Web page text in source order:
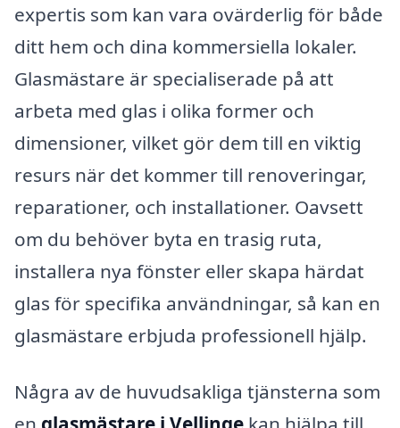
expertis som kan vara ovärderlig för både
ditt hem och dina kommersiella lokaler.
Glasmästare är specialiserade på att
arbeta med glas i olika former och
dimensioner, vilket gör dem till en viktig
resurs när det kommer till renoveringar,
reparationer, och installationer. Oavsett
om du behöver byta en trasig ruta,
installera nya fönster eller skapa härdat
glas för specifika användningar, så kan en
glasmästare erbjuda professionell hjälp.
Några av de huvudsakliga tjänsterna som